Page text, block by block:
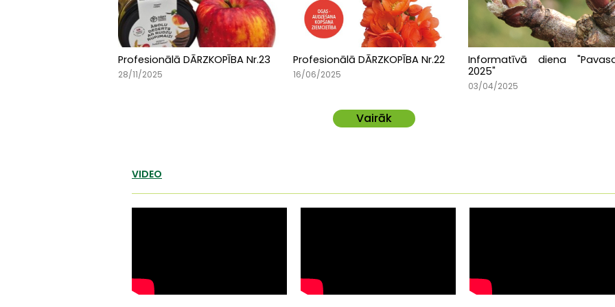
Profesionālā DĀRZKOPĪBA Nr.23
28/11/2025
Profesionālā DĀRZKOPĪBA Nr.22
16/06/2025
Informatīvā diena
2025"
03/04/2025
Vairāk
VIDEO